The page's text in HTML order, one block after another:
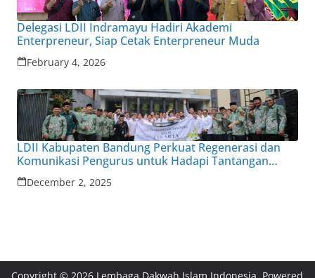
Delegasi LDII Indramayu Hadiri Akademi
Enterpreneur, Siap Cetak Enterpreneur Muda
February 4, 2026
LDII Kabupaten Bandung Perkuat Regenerasi dan
Komunikasi Pengurus untuk Hadapi Tantangan
Zaman
December 2, 2025